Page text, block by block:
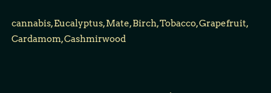
cannabis, Eucalyptus, Mate, Birch, Tobacco, Grapefruit,
Cardamom, Cashmirwood